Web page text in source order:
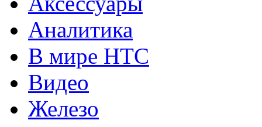
Аналитика
В мире HTC
Видео
Железо